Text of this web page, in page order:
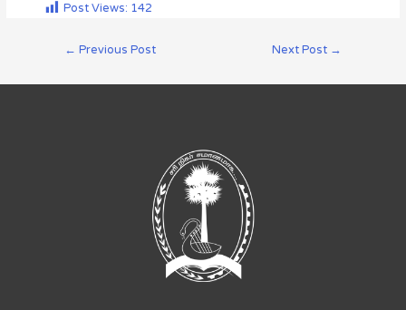
Post Views: 142
← Previous Post Next Post →